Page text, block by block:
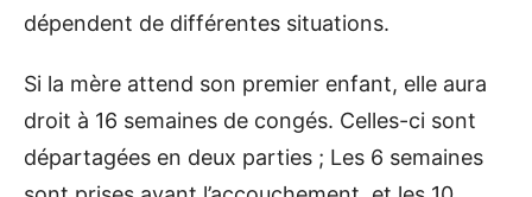
dépendent de différentes situations.
Si la mère attend son premier enfant, elle aura
droit à 16 semaines de congés. Celles-ci sont
départagées en deux parties ; Les 6 semaines